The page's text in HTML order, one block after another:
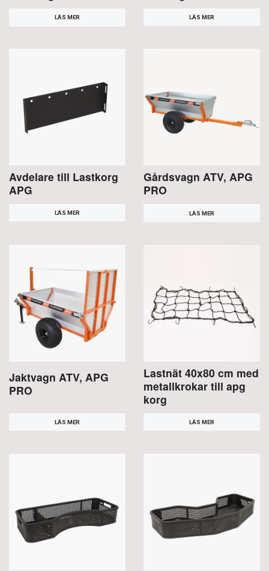
LÄS MER LÄS MER
Avdelare till Lastkorg
APG
LÄS MER
Gårdsvagn ATV, APG
PRO
LÄS MER
Jaktvagn ATV, APG
PRO
LÄS MER
Lastnät 40x80 cm med
metallkrokar till apg
korg
LÄS MER